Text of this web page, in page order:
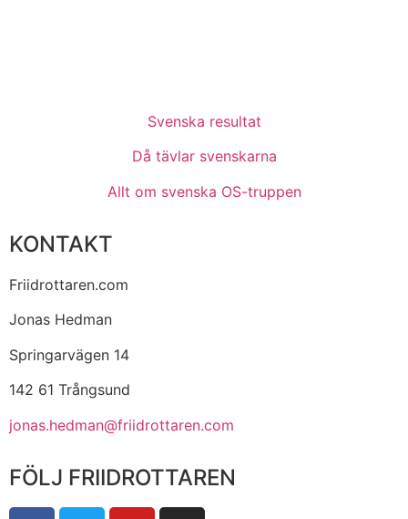
Svenska resultat
Då tävlar svenskarna
Allt om svenska OS-truppen
KONTAKT
Friidrottaren.com
Jonas Hedman
Springarvägen 14
142 61 Trångsund
jonas.hedman@friidrottaren.com
FÖLJ FRIIDROTTAREN